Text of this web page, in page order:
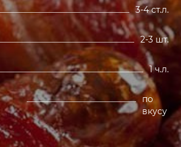
3-4 ст.л.
2-3 шт.
1 ч.л.
по
вкусу